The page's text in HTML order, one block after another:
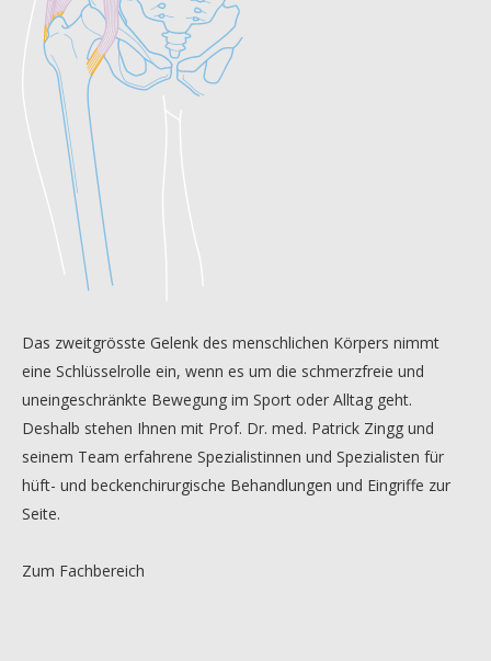
Das zweitgrösste Gelenk des menschlichen Körpers nimmt
eine Schlüsselrolle ein, wenn es um die schmerzfreie und
uneingeschränkte Bewegung im Sport oder Alltag geht.
Deshalb stehen Ihnen mit Prof. Dr. med. Patrick Zingg und
seinem Team erfahrene Spezialistinnen und Spezialisten für
hüft- und beckenchirurgische Behandlungen und Eingriffe zur
Seite.
Zum Fachbereich